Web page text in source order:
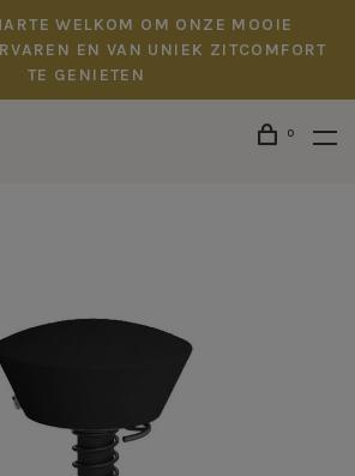
WELKOM OM ONZE MOOIE
EN VAN UNIEK ZITCOMFORT
TE GENIETEN
0